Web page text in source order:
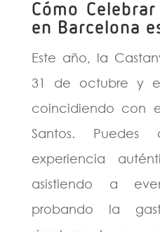
Cómo
en Barcelona
Este año, la
31 de octubre y
coincidiendo con
Santos.
experiencia
asistiendo a
probando la